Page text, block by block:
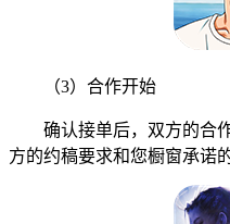
（3）合作开始
确认接单后，双方的合作
方的约稿要求和您橱窗承诺